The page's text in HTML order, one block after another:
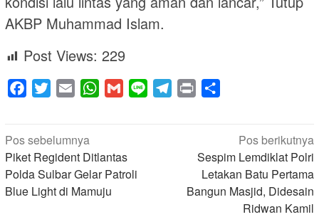
AKBP Muhammad Islam.
Post Views: 229
Facebook
Twitter Email WhatsApp
Gmail Line Telegram
Print
Navigasi
pos
Pos sebelumnya
Piket Regident Ditlantas
Polda Sulbar Gelar Patroli
Blue Light di Mamuju
Pos berikutnya
Sespim Lemdiklat Polri
Letakan Batu Pertama
Bangun Masjid, Didesain
Ridwan Kamil